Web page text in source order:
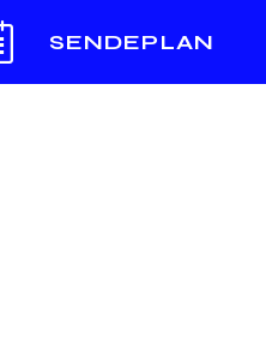
SENDEPLAN